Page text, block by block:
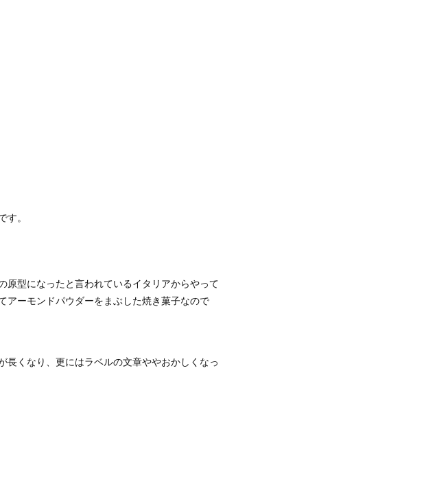
。
原型になったと言われているイタリアからやって
アーモンドパウダーをまぶした焼き菓子なので
くなり、更にはラベルの文章ややおかしくなっ